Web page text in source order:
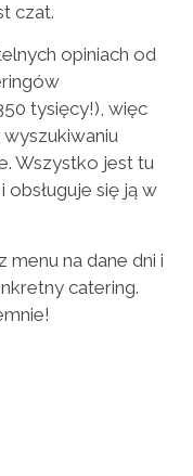
czat.
opiniach od
tysięcy!), więc
Wszystko jest tu
się ją w
na dane dni i
catering.